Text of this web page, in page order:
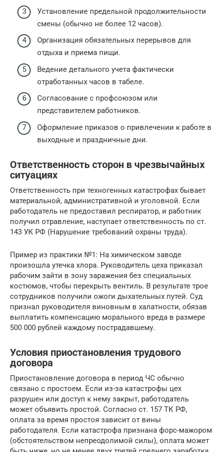
Установление предельной продолжительности
смены (обычно не более 12 часов).
Организация обязательных перерывов для
отдыха и приема пищи.
Ведение детального учета фактически
отработанных часов в табеле.
Согласование с профсоюзом или
представителем работников.
Оформление приказов о привлечении к работе в
выходные и праздничные дни.
Ответственность сторон в чрезвычайных
ситуациях
Ответственность при техногенных катастрофах бывает
материальной, административной и уголовной. Если
работодатель не предоставил респиратор, и работник
получил отравление, наступает ответственность по ст.
143 УК РФ (Нарушение требований охраны труда).
Пример из практики №1: На химическом заводе
произошла утечка хлора. Руководитель цеха приказал
рабочим зайти в зону заражения без специальных
костюмов, чтобы перекрыть вентиль. В результате трое
сотрудников получили ожоги дыхательных путей. Суд
признал руководителя виновным в халатности, обязав
выплатить компенсацию морального вреда в размере
500 000 рублей каждому пострадавшему.
Условия приостановления трудового
договора
Приостановление договора в период ЧС обычно
связано с простоем. Если из-за катастрофы цех
разрушен или доступ к нему закрыт, работодатель
может объявить простой. Согласно ст. 157 ТК РФ,
оплата за время простоя зависит от вины
работодателя. Если катастрофа признана форс-мажором
(обстоятельством непреодолимой силы), оплата может